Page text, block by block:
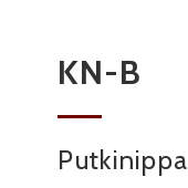
KN-B
Putkinippa